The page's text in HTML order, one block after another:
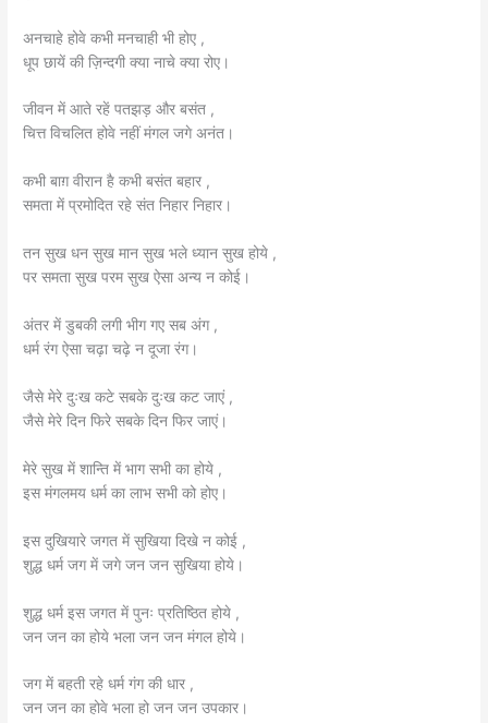
अनचाहे होवे कभी मनचाही भी होए ,
धूप छायें की ज़िन्दगी क्या नाचे क्या रोए।
जीवन में आते रहें पतझड़ और बसंत ,
चित्त विचलित होवे नहीं मंगल जगे अनंत।
कभी बाग़ वीरान है कभी बसंत बहार ,
समता में प्रमोदित रहे संत निहार निहार।
तन सुख धन सुख मान सुख भले ध्यान सुख होये ,
पर समता सुख परम सुख ऐसा अन्य न कोई।
अंतर में डुबकी लगी भीग गए सब अंग ,
धर्म रंग ऐसा चढ़ा चढ़े न दूजा रंग।
जैसे मेरे दुःख कटे सबके दुःख कट जाएं ,
जैसे मेरे दिन फिरे सबके दिन फिर जाएं।
मेरे सुख में शान्ति में भाग सभी का होये ,
इस मंगलमय धर्म का लाभ सभी को होए।
इस दुखियारे जगत में सुखिया दिखे न कोई ,
शुद्ध धर्म जग में जगे जन जन सुखिया होये।
शुद्ध धर्म इस जगत में पुनः प्रतिष्ठित होये ,
जन जन का होये भला जन जन मंगल होये।
जग में बहती रहे धर्म गंग की धार ,
जन जन का होवे भला हो जन जन उपकार।